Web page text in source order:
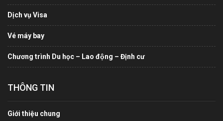
Dịch vụ Visa
Vé máy bay
Chương trình Du học – Lao động – Định cư
THÔNG TIN
Giới thiệu chung